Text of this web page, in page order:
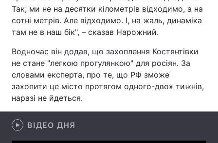
Цікавинки Погода
Регіони
Лонгріди
Відео з Youtube Статті
Інтерв'ю Думки
Архів
Так, ми не на десятки кілометрів відходимо, а на
сотні метрів. Але відходимо. І, на жаль, динаміка
там не в наш бік", – сказав Нарожний.
Водночас він додав, що захоплення Костянтівки
не стане "легкою прогулянкою" для росіян. За
словами експерта, про те, що РФ зможе
захопити це місто протягом одного-двох тижнів,
наразі не йдеться.
ВІДЕО ДНЯ